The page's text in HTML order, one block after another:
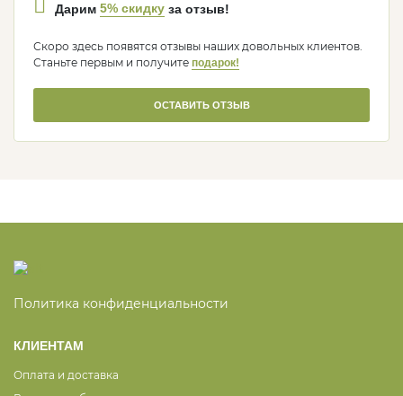
Дарим 5% скидку за отзыв!
Скоро здесь появятся отзывы наших довольных клиентов.
Станьте первым и получите подарок!
ОСТАВИТЬ ОТЗЫВ
Политика конфиденциальности
КЛИЕНТАМ
Оплата и доставка